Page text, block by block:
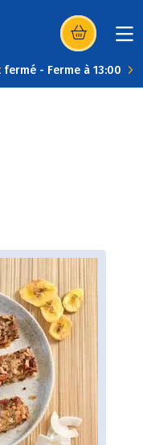
(s’ouvre dans
- Ferme à 13:00